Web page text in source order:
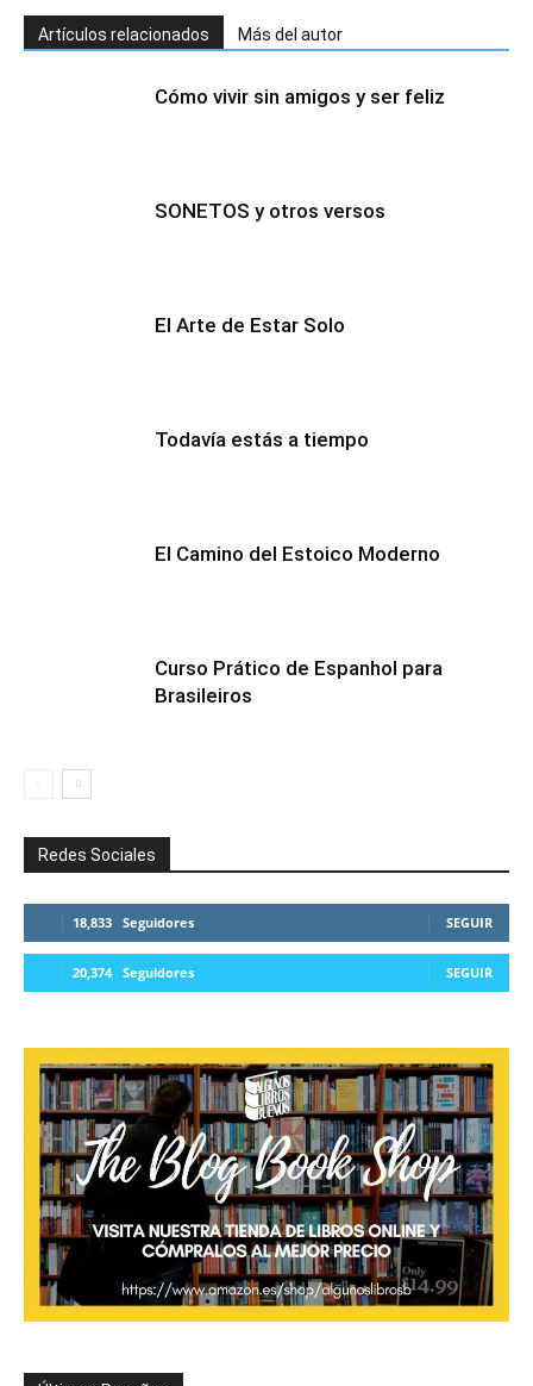
Artículos relacionados Más del autor
Cómo vivir sin amigos y ser feliz
SONETOS y otros versos
El Arte de Estar Solo
Todavía estás a tiempo
El Camino del Estoico Moderno
Curso Prático de Espanhol para
Brasileiros
Redes Sociales
18,833 Seguidores SEGUIR
20,374 Seguidores SEGUIR